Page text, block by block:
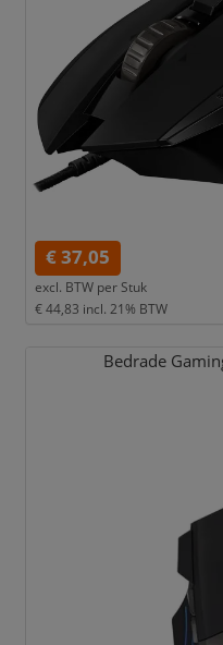
€ 37,05
excl. BTW per Stuk
€ 44,83 incl. 21% BTW
Bedrade